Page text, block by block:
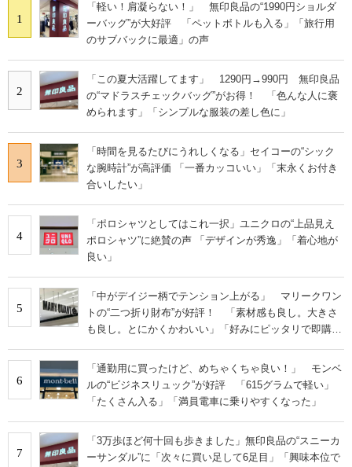
1
「軽い！肩凝らない！」 無印良品の“1990円ショルダ
ーバッグ”が大好評 「ペットボトルも入る」「旅行用
のサブバックに最適」の声
2
「この夏大活躍してます」 1290円→990円 無印良品
の“マドラスチェックバッグ”がお得！ 「色んな人に褒
められます」「シンプルな服装の差し色に」
3
「時間を見るたびにうれしくなる」セイコーの“シック
な腕時計”が高評価 「一番カッコいい」「末永くお付き
合いしたい」
4
「ポロシャツとしてはこれ一択」ユニクロの“上品見え
ポロシャツ”に絶賛の声 「デザインが秀逸」「着心地が
良い」
5
「中がデイジー柄でテンション上がる」 マリークワン
トの“二つ折り財布”が好評！ 「素材感も良し。大きさ
も良し。とにかくかわいい」「好みにピッタリで即購
6
「通勤用に買ったけど、めちゃくちゃ良い！」 モンベ
ルの“ビジネスリュック”が好評 「615グラムで軽い」
「たくさん入る」「満員電車に乗りやすくなった」
7
「3万歩ほど何十回も歩きました」無印良品の“スニーカ
ーサンダル”に「次々に買い足して6足目」「興味本位で